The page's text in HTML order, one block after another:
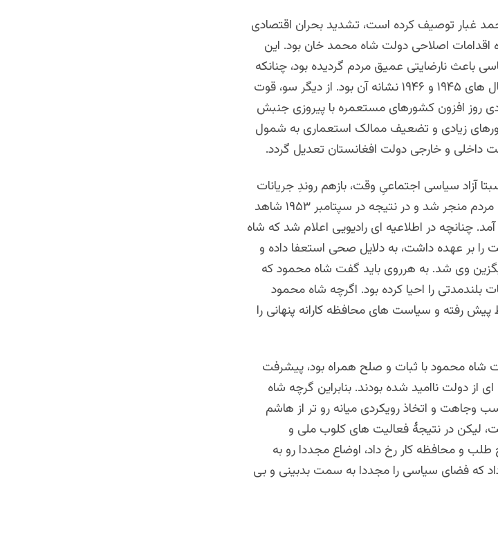
غبار توصیف کرده است، تشدید بحران اقتصادی
اصلاحی دولت شاه محمد خان بود. این
باعث نارضایتی عمیق مردم گردیده بود، چنانکه
قیام های مسلح دهقانی و قبایلی در سال های ۱۹۴۵ و ۱۹۴۶ نشانه آن بود. از دیگر سو، قوت
روز افزون کشورهای مستعمره با پیروزی جنبش
زیادی و تضعیف ممالک استعماری به شمول
و خارجی دولت افغانستان تعدیل گردد.
آزاد سیاسی اجتماعیِ وقت، بازهم روندِ جریانات
سیاسی به نارضایتی و بی اعتمادی عامه مردم منجر شد و در نتیجه در سپتامبر ۱۹۵۳ شاهد
آمد. چنانچه در اطلاعیه ای رادیویی اعلام شد که شاه
بر عهده داشت، به دلایل صحی استعفا داده و
وی شد. به هرروی باید گفت شاه محمود که
بلندمدتی را احیا کرده بود. اگرچه شاه محمود
پیش رفته و سیاست‌ های محافظه ‌کارانه پنهانی را
شاه محمود با ثبات و صلح همراه بود، پیشرفت
از دولت ناامید شده بودند. بنابراین گرچه شاه
وجاهت و اتخاذ رویکردی میانه رو تر از هاشم
لیکن در نتیجۀ فعالیت های کلوب ملی و
و محافظه کار رخ داد، اوضاع مجددا رو به
که فضای سیاسی را مجددا به سمت بدبینی و بی